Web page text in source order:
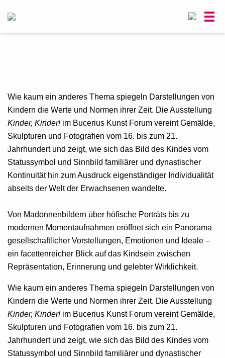
0
Wie kaum ein anderes Thema spiegeln Darstellungen von
Kindern die Werte und Normen ihrer Zeit. Die Ausstellung
Kinder, Kinder!im Bucerius Kunst Forum vereint Gemälde,
Skulpturen und Fotografien vom 16. bis zum 21.
Jahrhundert und zeigt, wie sich das Bild des Kindes vom
Statussymbol und Sinnbild familiärer und dynastischer
Kontinuität hin zum Ausdruck eigenständiger Individualität
abseits der Welt der Erwachsenen wandelte.
Von Madonnenbildern über höfische Porträts bis zu
modernen Momentaufnahmen eröffnet sich ein Panorama
gesellschaftlicher Vorstellungen, Emotionen und Ideale –
ein facettenreicher Blick auf das Kindsein zwischen
Repräsentation, Erinnerung und gelebter Wirklichkeit.
Wie kaum ein anderes Thema spiegeln Darstellungen von
Kindern die Werte und Normen ihrer Zeit. Die Ausstellung
Kinder, Kinder!im Bucerius Kunst Forum vereint Gemälde,
Skulpturen und Fotografien vom 16. bis zum 21.
Jahrhundert und zeigt, wie sich das Bild des Kindes vom
Statussymbol und Sinnbild familiärer und dynastischer